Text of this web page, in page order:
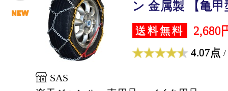
ン 金属製 【亀甲
送料無料 2,680
4.07点 /
SAS